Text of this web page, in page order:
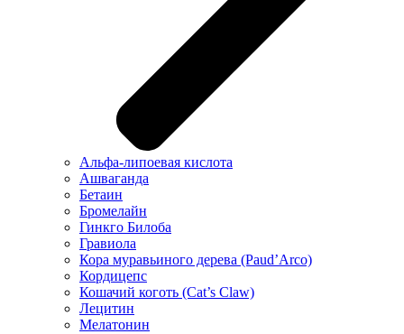
Альфа-липоевая кислота
Ашваганда
Бетаин
Бромелайн
Гинкго Билоба
Гравиола
Кора муравьиного дерева (Paud’Arco)
Кордицепс
Кошачий коготь (Cat’s Claw)
Лецитин
Мелатонин